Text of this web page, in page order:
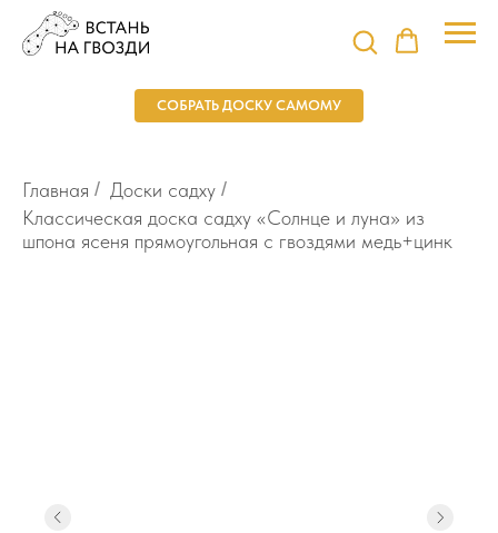
СОБРАТЬ ДОСКУ САМОМУ
Главная / Доски садху /
Классическая доска садху «Солнце и луна» из
шпона ясеня прямоугольная с гвоздями медь+цинк